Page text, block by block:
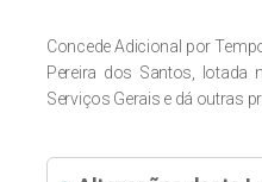
Concede Adicional por
Pereira dos Santos, lotada
Serviços Gerais e dá outras